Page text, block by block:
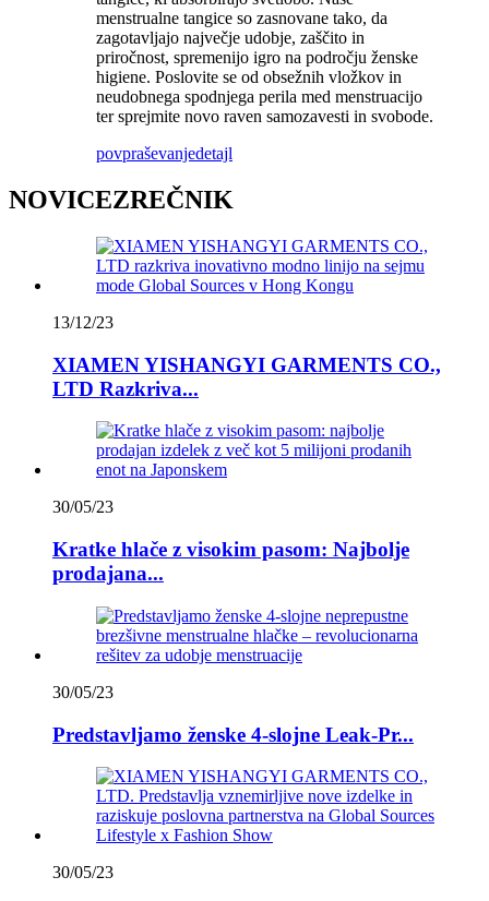
menstrualne tangice so zasnovane tako, da
zagotavljajo največje udobje, zaščito in
priročnost, spremenijo igro na področju ženske
higiene. Poslovite se od obsežnih vložkov in
neudobnega spodnjega perila med menstruacijo
ter sprejmite novo raven samozavesti in svobode.
povpraševanjedetajl
NOVICEZREČNIK
13/12/23
XIAMEN YISHANGYI GARMENTS CO.,
LTD Razkriva...
30/05/23
Kratke hlače z visokim pasom: Najbolje
prodajana...
30/05/23
Predstavljamo ženske 4-slojne Leak-Pr...
30/05/23